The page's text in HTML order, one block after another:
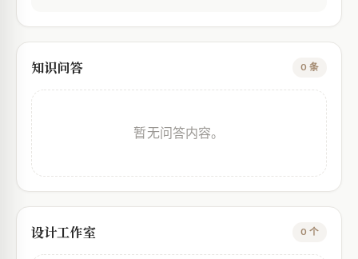
知识问答 0 条
暂无问答内容。
设计工作室 0 个